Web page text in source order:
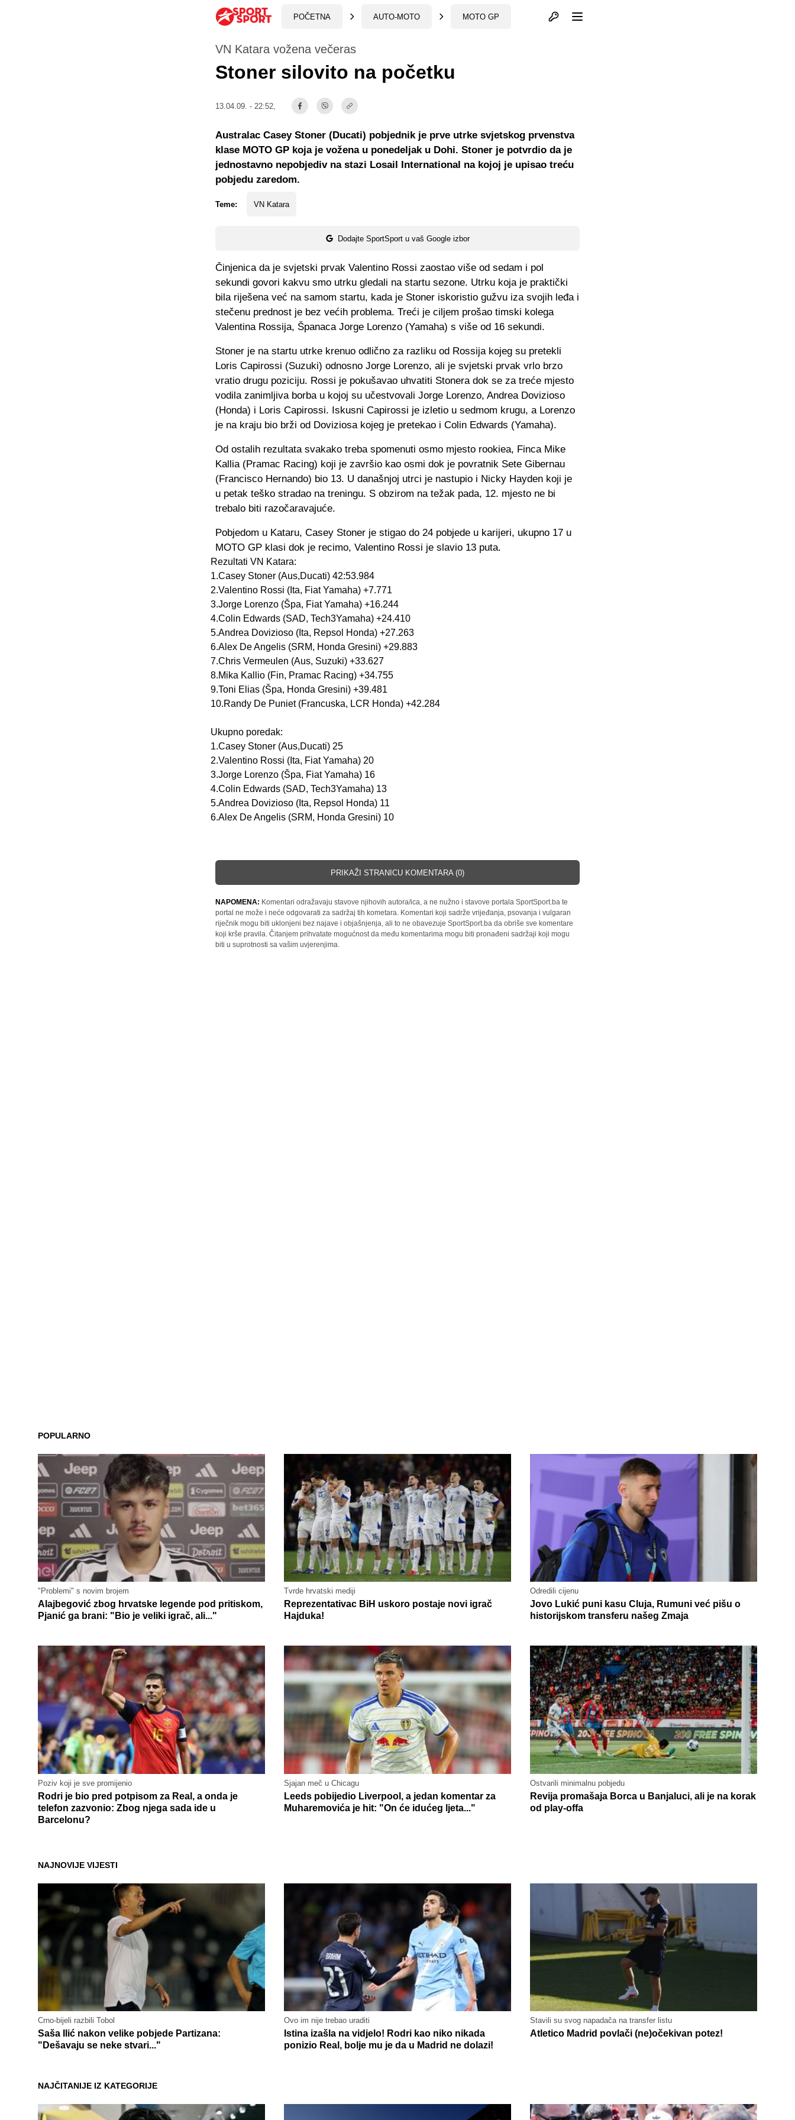
POČETNA AUTO-MOTO MOTO GP Otvori profil
VN Katara vožena večeras
Stoner silovito na početku
13.04.09. - 22:52,
Teme: VN Katara
Dodajte SportSport u vaš Google izbor
Australac Casey Stoner (Ducati) pobjednik je prve utrke svjetskog prvenstva
klase MOTO GP koja je vožena u ponedeljak u Dohi. Stoner je potvrdio da je
jednostavno nepobjediv na stazi Losail International na kojoj je upisao treću
pobjedu zaredom.
Činjenica da je svjetski prvak Valentino Rossi zaostao više od sedam i pol
sekundi govori kakvu smo utrku gledali na startu sezone. Utrku koja je praktički
bila riješena već na samom startu, kada je Stoner iskoristio gužvu iza svojih leđa i
stečenu prednost je bez većih problema. Treći je ciljem prošao timski kolega
Valentina Rossija, Španaca Jorge Lorenzo (Yamaha) s više od 16 sekundi.
Stoner je na startu utrke krenuo odlično za razliku od Rossija kojeg su pretekli
Loris Capirossi (Suzuki) odnosno Jorge Lorenzo, ali je svjetski prvak vrlo brzo
vratio drugu poziciju. Rossi je pokušavao uhvatiti Stonera dok se za treće mjesto
vodila zanimljiva borba u kojoj su učestvovali Jorge Lorenzo, Andrea Dovizioso
(Honda) i Loris Capirossi. Iskusni Capirossi je izletio u sedmom krugu, a Lorenzo
je na kraju bio brži od Doviziosa kojeg je pretekao i Colin Edwards (Yamaha).
Od ostalih rezultata svakako treba spomenuti osmo mjesto rookiea, Finca Mike
Kallia (Pramac Racing) koji je završio kao osmi dok je povratnik Sete Gibernau
(Francisco Hernando) bio 13. U današnjoj utrci je nastupio i Nicky Hayden koji je
u petak teško stradao na treningu. S obzirom na težak pada, 12. mjesto ne bi
trebalo biti razočaravajuće.
Pobjedom u Kataru, Casey Stoner je stigao do 24 pobjede u karijeri, ukupno 17 u
MOTO GP klasi dok je recimo, Valentino Rossi je slavio 13 puta.
Rezultati VN Katara:
1.Casey Stoner (Aus,Ducati) 42:53.984
2.Valentino Rossi (Ita, Fiat Yamaha) +7.771
3.Jorge Lorenzo (Špa, Fiat Yamaha) +16.244
4.Colin Edwards (SAD, Tech3Yamaha) +24.410
5.Andrea Dovizioso (Ita, Repsol Honda) +27.263
6.Alex De Angelis (SRM, Honda Gresini) +29.883
7.Chris Vermeulen (Aus, Suzuki) +33.627
8.Mika Kallio (Fin, Pramac Racing) +34.755
9.Toni Elias (Špa, Honda Gresini) +39.481
10.Randy De Puniet (Francuska, LCR Honda) +42.284
Ukupno poredak:
1.Casey Stoner (Aus,Ducati) 25
2.Valentino Rossi (Ita, Fiat Yamaha) 20
3.Jorge Lorenzo (Špa, Fiat Yamaha) 16
4.Colin Edwards (SAD, Tech3Yamaha) 13
5.Andrea Dovizioso (Ita, Repsol Honda) 11
6.Alex De Angelis (SRM, Honda Gresini) 10
PRIKAŽI STRANICU KOMENTARA (0)
NAPOMENA: Komentari odražavaju stavove njihovih autora/ica, a ne nužno i stavove portala SportSport.ba te
portal ne može i neće odgovarati za sadržaj tih kometara. Komentari koji sadrže vrijeđanja, psovanja i vulgaran
riječnik mogu biti uklonjeni bez najave i objašnjenja, ali to ne obavezuje SportSport.ba da obriše sve komentare
koji krše pravila. Čitanjem prihvatate mogućnost da među komentarima mogu biti pronađeni sadržaji koji mogu
biti u suprotnosti sa vašim uvjerenjima.
POPULARNO
"Problemi" s novim brojem
Alajbegović zbog hrvatske legende pod pritiskom,
Pjanić ga brani: "Bio je veliki igrač, ali..."
Tvrde hrvatski mediji
Reprezentativac BiH uskoro postaje novi igrač
Hajduka!
Odredili cijenu
Jovo Lukić puni kasu Cluja, Rumuni već pišu o
historijskom transferu našeg Zmaja
Poziv koji je sve promijenio
Rodri je bio pred potpisom za Real, a onda je
telefon zazvonio: Zbog njega sada ide u
Barcelonu?
Sjajan meč u Chicagu
Leeds pobijedio Liverpool, a jedan komentar za
Muharemovića je hit: "On će idućeg ljeta..."
Ostvarili minimalnu pobjedu
Revija promašaja Borca u Banjaluci, ali je na korak
od play-offa
NAJNOVIJE VIJESTI
Crno-bijeli razbili Tobol
Saša Ilić nakon velike pobjede Partizana:
"Dešavaju se neke stvari..."
Ovo im nije trebao uraditi
Istina izašla na vidjelo! Rodri kao niko nikada
ponizio Real, bolje mu je da u Madrid ne dolazi!
Stavili su svog napadača na transfer listu
Atletico Madrid povlači (ne)očekivan potez!
NAJČITANIJE IZ KATEGORIJE